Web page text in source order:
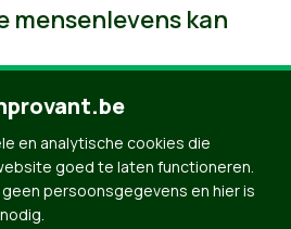
mensenlevens kan
en analytische cookies die
goed te laten functioneren.
persoonsgegevens en hier is